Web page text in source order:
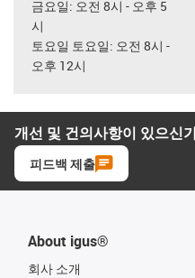
금요일: 오전 8시 - 오후 5
시
토요일 토요일: 오전 8시 -
오후 12시
개선 및 건의사항이 있으신
피드백 제출
About igus®
회사 소개